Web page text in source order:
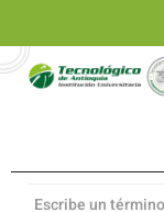
Contenido
principal